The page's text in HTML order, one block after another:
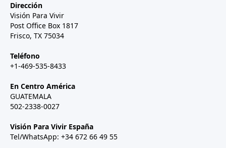
Dirección
Visión Para Vivir
Post Office Box 1817
Frisco, TX 75034
Teléfono
+1-469-535-8433
En Centro América
GUATEMALA
502-2338-0027
Visión Para Vivir España
Tel/WhatsApp: +34 672 66 49 55